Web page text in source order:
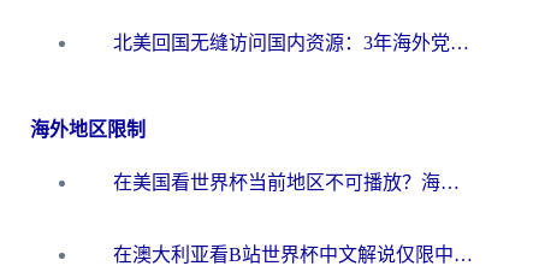
北美回国无缝访问国内资源：3年海外党亲测的加速器选择指南
海外地区限制
在美国看世界杯当前地区不可播放？海外党体育观赛终极指南来了！
在澳大利亚看B站世界杯中文解说仅限中国大陆？这篇指南帮你打破限制看遍赛事